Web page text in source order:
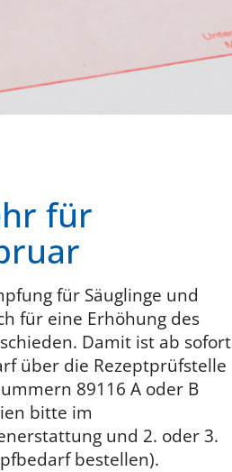
für
für Säuglinge und
für eine Erhöhung des
Damit ist ab sofort
über die Rezeptprüfstelle
89116 A oder B
bitte im
und 2. oder 3.
bestellen).